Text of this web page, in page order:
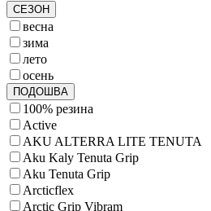
СЕЗОН
весна
зима
лето
осень
ПОДОШВА
100% резина
Active
AKU ALTERRA LITE TENUTA
Aku Kaly Tenuta Grip
Aku Tenuta Grip
Arcticflex
Arctic Grip Vibram